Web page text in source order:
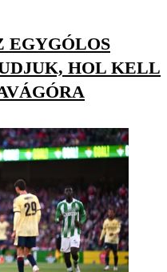
EGYGÓLOS
HOL KELL